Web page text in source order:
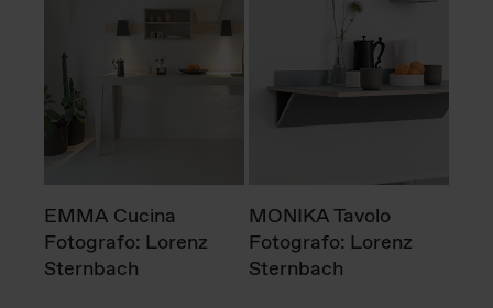
EMMA Cucina
Fotografo: Lorenz
Sternbach
MONIKA Tavolo
Fotografo: Lorenz
Sternbach